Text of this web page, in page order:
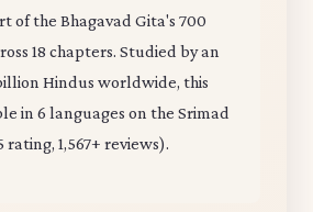
of the Bhagavad Gita's 700
18 chapters. Studied by an
Hindus worldwide, this
in 6 languages on the Srimad
1,567+ reviews).